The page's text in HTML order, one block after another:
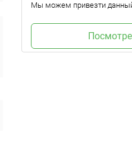
Мы можем привезти